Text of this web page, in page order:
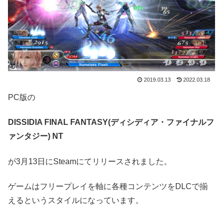
2019.03.13 2022.03.18
PC版の
DISSIDIA FINAL FANTASY(ディシディア・ファイナルフ
ァンタジー) NT
が3月13日にSteamにてリリースされました。
ゲームはフリープレイを軸に各種コンテンツをDLCで揃
えるというスタイルになっています。